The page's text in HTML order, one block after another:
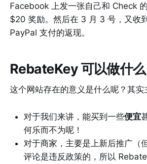
Facebook 上发一张自己和 Check
$20 奖励。然后在 3 月 3 号，又收
PayPal 支付的返现。
RebateKey 可以做什么
这个网站存在的意义是什么呢？其实
对于我们来讲，能买到一些便宜
何乐而不为呢！
对于商家，主要是上新后推广（
评论是违反政策的，所以